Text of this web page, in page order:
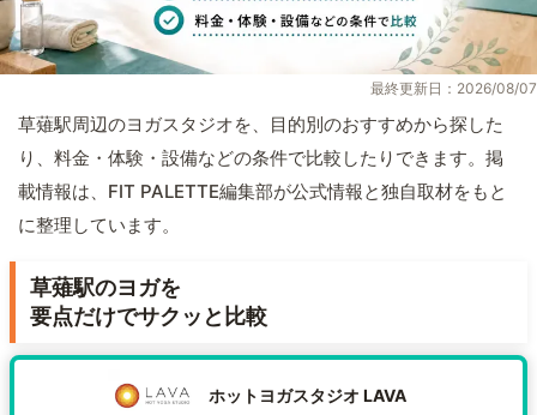
最終更新日：2026/08/07
草薙駅周辺のヨガスタジオを、目的別のおすすめから探した
り、料金・体験・設備などの条件で比較したりできます。掲
載情報は、FIT PALETTE編集部が公式情報と独自取材をもと
に整理しています。
草薙駅のヨガを
要点だけでサクッと比較
ホットヨガスタジオ LAVA